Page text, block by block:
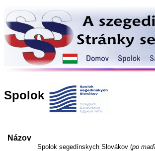
Spolok
Názov
Spolok segedínskych Slovákov (po